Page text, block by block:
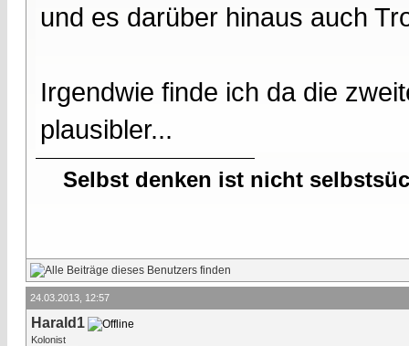
und es darüber hinaus auch
Irgendwie finde ich da die
plausibler...
Selbst denken ist nicht
24.03.2013, 12:57
Harald1
Kolonist